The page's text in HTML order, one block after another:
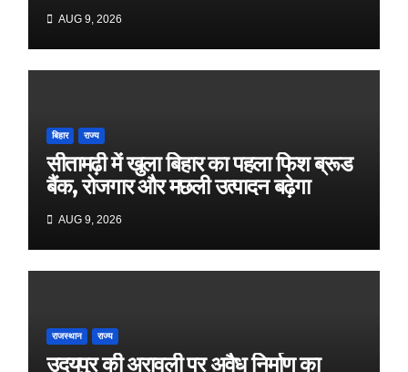
AUG 9, 2026
बिहार राज्य
सीतामढ़ी में खुला बिहार का पहला फिश ब्रूड
बैंक, रोजगार और मछली उत्पादन बढ़ेगा
AUG 9, 2026
राजस्थान राज्य
उदयपुर की अरावली पर अवैध निर्माण का